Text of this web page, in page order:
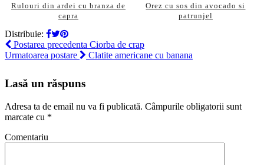
Rulouri din ardei cu branza de
capra
Orez cu sos din avocado si
patrunjel
Distribuie:
Postarea precedenta Ciorba de crap
Urmatoarea postare
Clatite americane cu banana
Lasă un răspuns
Adresa ta de email nu va fi publicată. Câmpurile obligatorii sunt
marcate cu *
Comentariu